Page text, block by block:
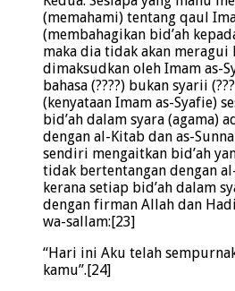
(memahami) tentang qaul
(membahagikan bid’ah
maka dia tidak akan meragui
dimaksudkan oleh Imam as-
bahasa (????) bukan syarii
(kenyataan Imam as-Syafie)
bid’ah dalam syara (agama)
dengan al-Kitab dan as-
sendiri mengaitkan bid’ah
tidak bertentangan dengan
kerana setiap bid’ah dalam
dengan firman Allah dan
wa-sallam:[23]
“Hari ini Aku telah
kamu”.[24]